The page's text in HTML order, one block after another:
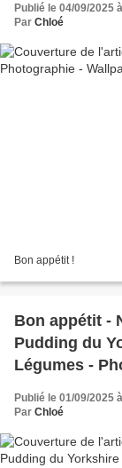
Publié le 04/09/2025
Par Chloé
Bon appétit !
Bon appétit -
Pudding du
Légumes -
Publié le 01/09/2025
Par Chloé